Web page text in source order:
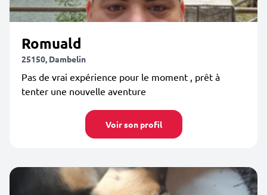
Romuald
25150, Dambelin
Pas de vrai expérience pour le moment , prêt à
tenter une nouvelle aventure
Voir son profil